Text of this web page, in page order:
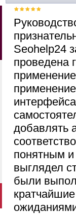
Seohelp24
проведена
добавлять
понятным
выглядел
были